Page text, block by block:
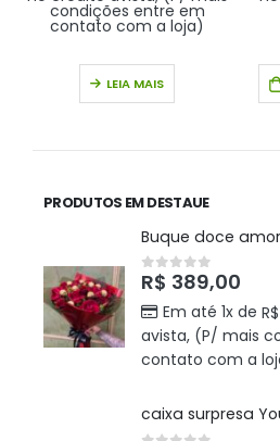
condições entre em
contato com a loja)
LEIA MAIS
PRODUTOS EM DESTAUE
Buque doce amor
0out of 5
R$ 389,00
Em até 1x de R$
avista, (P/ mais
contato com a
caixa surpresa